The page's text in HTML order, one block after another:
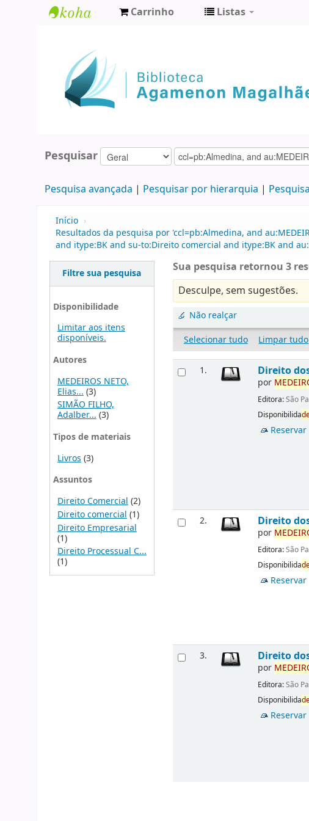
Agamenon
Magalhães
Carrinho Listas
Pesquisar
Pesquisa avançada Pesquisar por hierarquia
Início ›
Resultados da pesquisa por 'ccl=pb:Almedina, and
and itype:BK and su-to:Direito comercial and itype:BK and
Filtre sua pesquisa
Disponibilidade
Limitar aos itens
disponíveis.
Autores
MEDEIROS NETO,
Elias... (3)
SIMÃO FILHO,
Adalber...(3)
Tipos de materiais
Livros (3)
Assuntos
Direito Comercial (2)
Direito comercial (1)
Direito Empresarial
(1)
Direito Processual C...
(1)
Sua pesquisa retornou 3
Desculpe, sem sugestões.
Não realçar
Selecionar tudo
Limpar tudo
1. Direito
por MEDE
Editora:São
Disponibilida
Reservar
2. Direito
por MEDE
Editora:São
Disponibilida
Reservar
3. Direito
por MEDE
Editora:São
Disponibilida
Reservar